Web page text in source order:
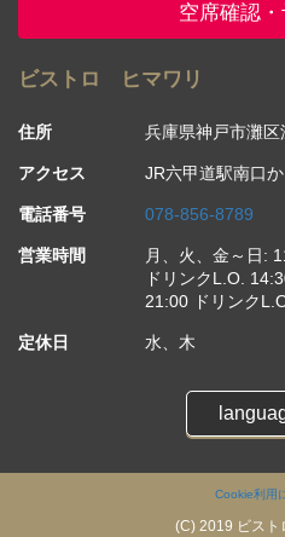
空席確認
ビストロ ヒマワリ
住所 兵庫県神戸市灘
アクセス JR六甲道駅南口
電話番号 078-856-8789
営業時間
月、火、金～日:
ドリンクL.O.
21:00 ドリンク
定休日 水、木
Cookie利用
(C) 2019 ビス